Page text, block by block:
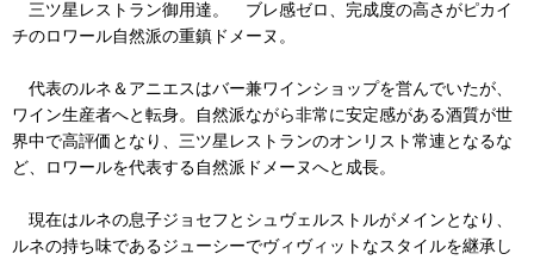
三ツ星レストラン御用達。 ブレ感ゼロ、完成度の高さがピカイ
チのロワール自然派の重鎮ドメーヌ。
代表のルネ＆アニエスはバー兼ワインショップを営んでいたが、
ワイン生産者へと転身。自然派ながら非常に安定感がある酒質が世
界中で高評価となり、三ツ星レストランのオンリスト常連となるな
ど、ロワールを代表する自然派ドメーヌへと成長。
現在はルネの息子ジョセフとシュヴェルストルがメインとなり、
ルネの持ち味であるジューシーでヴィヴィットなスタイルを継承し